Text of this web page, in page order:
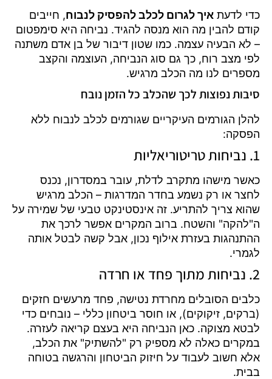
כדי לדעת איך לגרום לכלב להפסיק לנבוח, חייבים
קודם להבין מה הוא מנסה להגיד. נביחה היא סימפטום
– לא הבעיה עצמה. כמו שטון דיבור של בן אדם משתנה
לפי מצב רוח, כך גם סוג הנביחה, העוצמה והקצב
מספרים לנו מה הכלב מרגיש.
סיבות נפוצות לכך שהכלב כל הזמן נובח
להלן הגורמים העיקריים שגורמים לכלב לנבוח ללא
הפסקה:
1. נביחות טריטוריאליות
כאשר מישהו מתקרב לדלת, עובר במסדרון, נכנס
לחצר או רק נשמע בחדר המדרגות – הכלב מרגיש
שהוא צריך להתריע. זה אינסטינקט טבעי של שמירה על
ה"להקה" והשטח. ברוב המקרים אפשר לרכך את
ההתנהגות בעזרת אילוף נכון, אבל קשה לבטל אותה
לגמרי.
2. נביחות מתוך פחד או חרדה
כלבים הסובלים מחרדת נטישה, פחד מרעשים חזקים
(ברקים, זיקוקים), או חוסר ביטחון כללי – נובחים כדי
לבטא מצוקה. כאן הנביחה היא בעצם קריאה לעזרה.
במקרים כאלה לא מספיק רק "להשתיק" את הכלב,
אלא חשוב לעבוד על חיזוק הביטחון והרגשה בטוחה
בבית.